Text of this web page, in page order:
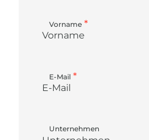
Vorname *
E-Mail *
Unternehmen